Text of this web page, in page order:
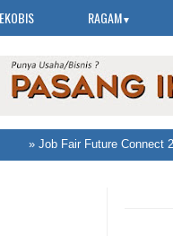
EKOBIS RAGAM▼
Job Fair Future Connect 2026